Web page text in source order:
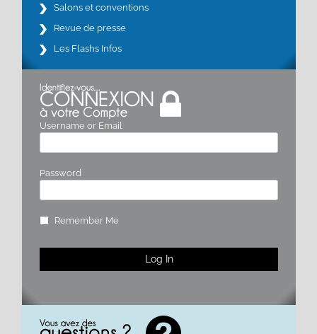
Salons et conventions
Revue de presse
Les Flashs Infos
Username or Email
Password
Remember Me